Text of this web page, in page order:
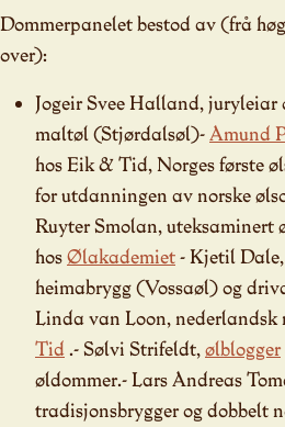
Dommerpanelet bestod av (frå
over):
Jogeir Svee Halland,
maltøl (Stjørdalsøl)- Amund
hos Eik & Tid, Norges første
for utdanningen av norske
Ruyter Smolan, uteksaminert
hosØlakademiet- Kjetil
heimabrygg (Vossaøl) og
Linda van Loon, nederlandsk
Tid.- Sølvi Strifeldt, ølblogger
øldommer.- Lars Andreas
tradisjonsbrygger og dobbelt